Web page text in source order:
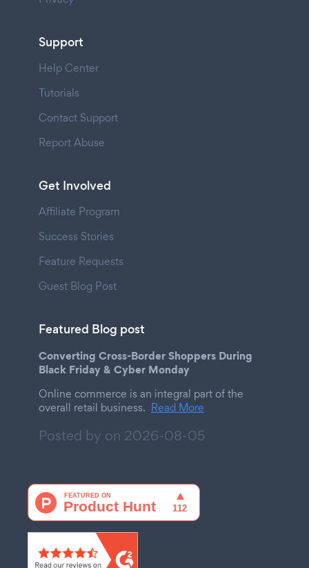
Support
Help Center
Tutorials
Contact Support
Report Abuse
Get Involved
Affiliate Program
Success Stories
Feature Requests
Guest Blog Post
Featured Blog post
Converting Cross-Border Shoppers During
Black Friday & Cyber Monday
Online commerce is an integral part of the
overall retail business. Read More
Posted by on 2026-08-05